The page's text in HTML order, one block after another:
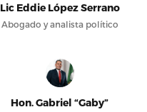
Lic Eddie López Serrano
Abogado y analista político
Hon. Gabriel “Gaby”